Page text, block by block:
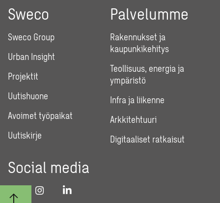
Sweco
Sweco Group
Urban Insight
Projektit
Uutishuone
Avoimet työpaikat
Uutiskirje
Palvelumme
Rakennukset ja
kaupunkikehitys
Teollisuus, energia ja
ympäristö
Infra ja liikenne
Arkkitehtuuri
Digitaaliset ratkaisut
Social media